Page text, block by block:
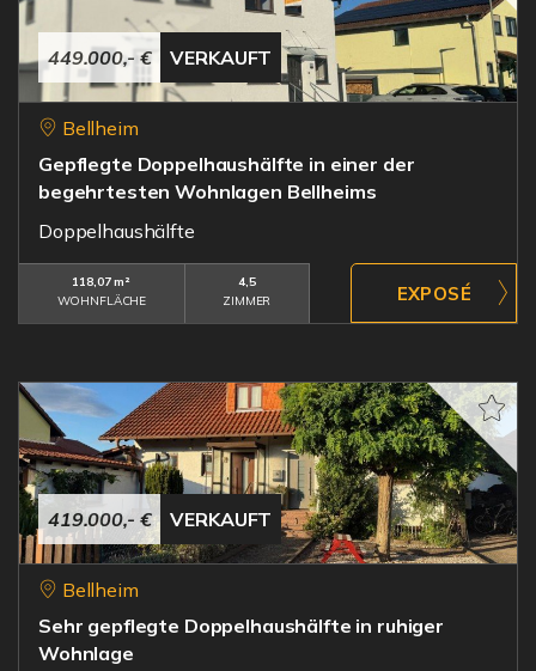
449.000,- € VERKAUFT
Bellheim
Gepflegte Doppelhaushälfte in einer der
begehrtesten Wohnlagen Bellheims
Doppelhaushälfte
118,07 m²
WOHNFLÄCHE
4,5
ZIMMER
419.000,- € VERKAUFT
Bellheim
Sehr gepflegte Doppelhaushälfte in ruhiger
Wohnlage